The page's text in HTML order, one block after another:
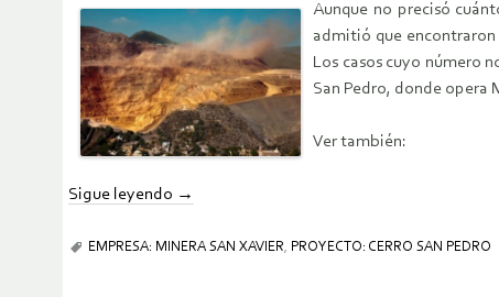
Aunque no precisó
admitió que encontraron
Los casos cuyo número
San Pedro, donde opera
Ver también:
Sigue leyendo →
EMPRESA: MINERA SAN XAVIER, PROYECTO: CERRO SAN PEDRO